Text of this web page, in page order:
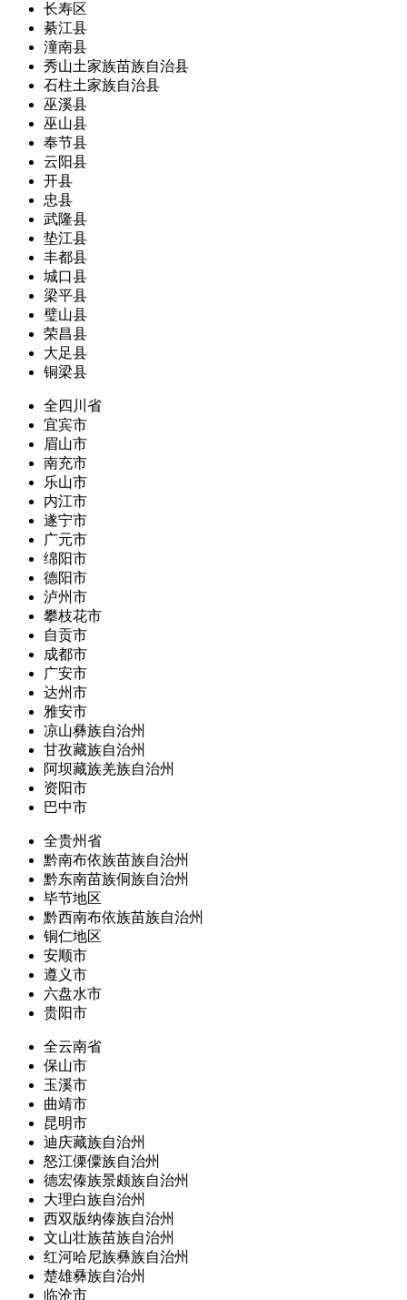
长寿区
綦江县
潼南县
秀山土家族苗族自治县
石柱土家族自治县
巫溪县
巫山县
奉节县
云阳县
开县
忠县
武隆县
垫江县
丰都县
城口县
梁平县
璧山县
荣昌县
大足县
铜梁县
全四川省
宜宾市
眉山市
南充市
乐山市
内江市
遂宁市
广元市
绵阳市
德阳市
泸州市
攀枝花市
自贡市
成都市
广安市
达州市
雅安市
凉山彝族自治州
甘孜藏族自治州
阿坝藏族羌族自治州
资阳市
巴中市
全贵州省
黔南布依族苗族自治州
黔东南苗族侗族自治州
毕节地区
黔西南布依族苗族自治州
铜仁地区
安顺市
遵义市
六盘水市
贵阳市
全云南省
保山市
玉溪市
曲靖市
昆明市
迪庆藏族自治州
怒江傈僳族自治州
德宏傣族景颇族自治州
大理白族自治州
西双版纳傣族自治州
文山壮族苗族自治州
红河哈尼族彝族自治州
楚雄彝族自治州
临沧市